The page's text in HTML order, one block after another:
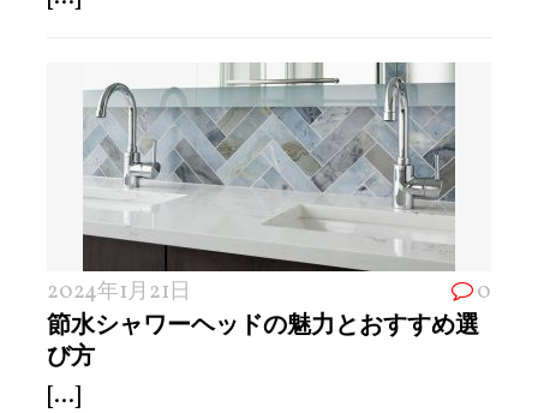
2024年1月21日 0
節水シャワーヘッドの魅力とおすすめ選
び方
[...]